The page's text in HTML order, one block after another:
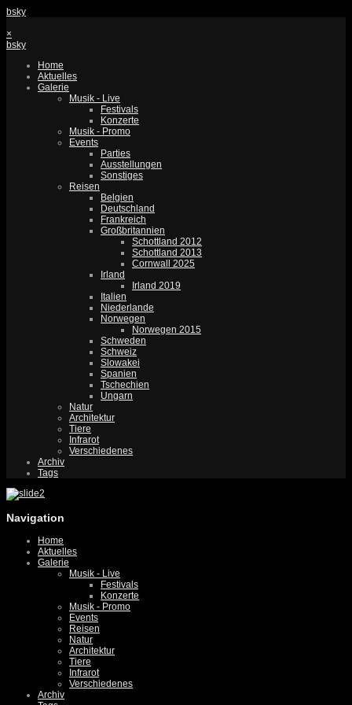
bsky
×
bsky
Home
Aktuelles
Galerie
Musik - Live
Festivals
Konzerte
Musik - Promo
Events
Parties
Ausstellungen
Sonstiges
Reisen
Belgien
Deutschland
Frankreich
Großbritannien
Schottland 2012
Schottland 2013
Cornwall 2025
Irland
Irland 2019
Italien
Niederlande
Norwegen
Norwegen 2015
Schweden
Schweiz
Slowakei
Spanien
Tschechien
Ungarn
Natur
Architektur
Tiere
Infrarot
Verschiedenes
Archiv
Tags
Navigation
Home
Aktuelles
Galerie
Musik - Live
Festivals
Konzerte
Musik - Promo
Events
Reisen
Natur
Architektur
Tiere
Infrarot
Verschiedenes
Archiv